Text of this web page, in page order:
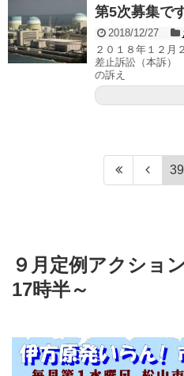
第5次募集で
2018/12/27
２０１８年
差止訴訟（
の訴
39
９月定例アクショ
17時半～